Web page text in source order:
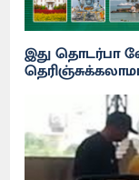
இது தொடர்பா